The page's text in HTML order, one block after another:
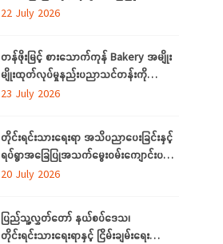
အသက်မွေးဝမ်းကျောင်း ပညာလိုအပ်ချက်တို့
မွန်ပြည်နယ်တွင် ကျင်းပပြုလုပ်
22 July 2026
တန်ဖိုးမြင့် စားသောက်ကုန် Bakery အမျိုး
မျိုးထုတ်လုပ်မှုနည်းပညာသင်တန်းကို
စစ်ကိုင်းတိုင်းဒေသကြီး၊ လဟယ်မြို့၌ ဖွင့်လှစ်
23 July 2026
တိုင်းရင်းသားရေးရာ အသိပညာပေးခြင်းနှင့်
ရပ်ရွာအခြေပြုအသက်မွေးဝမ်းကျောင်းပညာ
လိုအပ်ချက်များကို ဆန်းစစ်စီမံခြင်း
ပြုလုပ်
20 July 2026
ပြည်သူ့လွှတ်တော် နယ်စပ်ဒေသ၊
တိုင်းရင်းသားရေးရာနှင့် ငြိမ်းချမ်းရေး